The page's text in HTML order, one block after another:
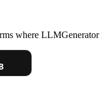
where LLMGenerator